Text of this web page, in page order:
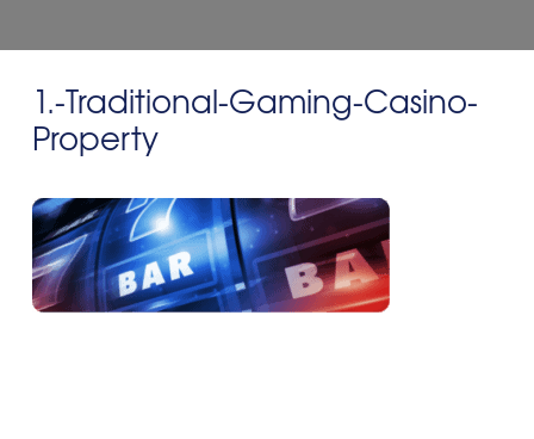
1.-Traditional-Gaming-Casino-
Property